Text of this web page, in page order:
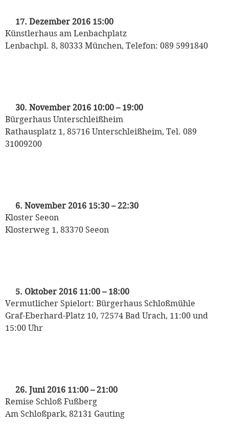
26. Juni 2016 11:00 –21:00
Remise Schloß Fußberg
Am Schloßpark, 82131 Gauting
5. Oktober 2016 11:00 – 18:00
Vermutlicher Spielort: Bürgerhaus Schloßmühle
Graf-Eberhard-Platz 10, 72574 Bad Urach, 11:00 und
15:00 Uhr
6. November 2016 15:30 –22:30
Kloster Seeon
Klosterweg 1, 83370 Seeon
30. November 2016 10:00 – 19:00
Bürgerhaus Unterschleißheim
Rathausplatz 1, 85716 Unterschleißheim, Tel. 089
31009200
17. Dezember 2016 15:00
Künstlerhaus am Lenbachplatz
Lenbachpl. 8, 80333 München, Telefon: 089 5991840